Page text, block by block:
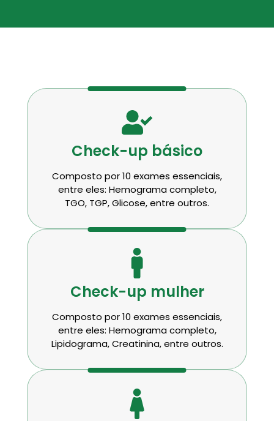
Check-up básico
Composto por 10 exames essenciais,
entre eles: Hemograma completo,
TGO, TGP, Glicose, entre outros.
Check-up mulher
Composto por 10 exames essenciais,
entre eles: Hemograma completo,
Lipidograma, Creatinina, entre outros.